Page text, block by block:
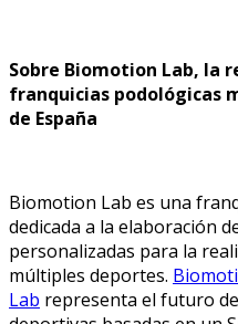
Sobre Biomotion Lab, la
franquicias podológicas
de España
Biomotion Lab es una
dedicada a la elaboración
personalizadas para la
múltiples deportes.
Lab representa el futuro